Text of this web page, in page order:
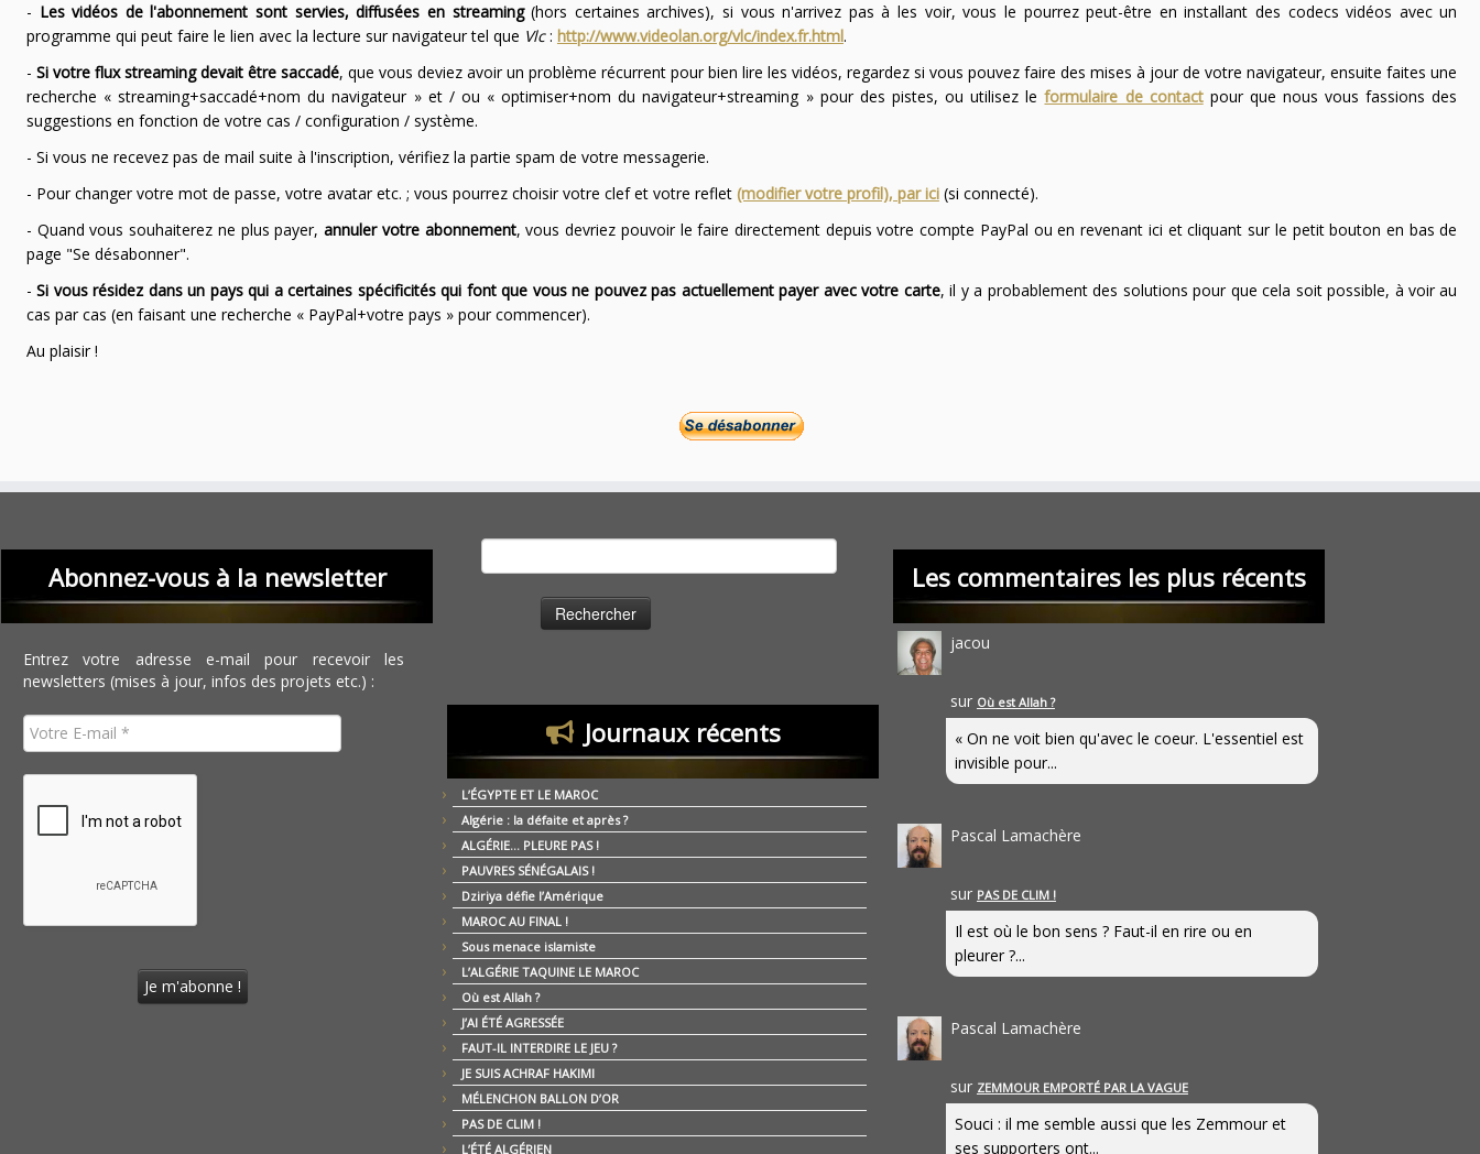
- Les vidéos de l'abonnement sont servies, diffusées en streaming(hors certaines archives), si vous n'arrivez pas à les voir, vous le pourrez peut-être en installant des codecs vidéos avec un
programme qui peut faire le lien avec la lecture sur navigateur tel que Vlc: http://www.videolan.org/vlc/index.fr.html.
- Si votre flux streaming devait être saccadé, que vous deviez avoir un problème récurrent pour bien lire les vidéos, regardez si vous pouvez faire des mises à jour de votre navigateur, ensuite faites une
recherche « streaming+saccadé+nom du navigateur » et / ou « optimiser+nom du navigateur+streaming » pour des pistes, ou utilisez leformulaire de contactpour que nous vous fassions des
suggestions en fonction de votre cas / configuration / système.
- Si vous ne recevez pas de mail suite à l'inscription, vérifiez la partie spam de votre messagerie.
- Pour changer votre mot de passe, votre avatar etc. ; vous pourrez choisir votre clef et votre reflet (modifier votre profil), par ici(si connecté).
- Quand vous souhaiterez ne plus payer,annuler votre abonnement, vous devriez pouvoir le faire directement depuis votre compte PayPal ou en revenant ici et cliquant sur le petit bouton en bas de
page "Se désabonner".
-Si vous résidez dans un pays qui a certaines spécificités qui font que vous ne pouvez pas actuellement payer avec votre carte, il y a probablement des solutions pour que cela soit possible, à voir au
cas par cas (en faisant une recherche « PayPal+votre pays » pour commencer).
Au plaisir !
Abonnez-vous à la newsletter
Entrez votre adresse e-mail pour recevoir les
newsletters (mises à jour, infos des projets etc.) :
Journaux récents
L’ÉGYPTE ET LE MAROC
Algérie : la défaite et après ?
ALGÉRIE… PLEURE PAS !
PAUVRES SÉNÉGALAIS !
Dziriya défie l’Amérique
MAROC AU FINAL !
Sous menace islamiste
L’ALGÉRIE TAQUINE LE MAROC
Où est Allah ?
J’AI ÉTÉ AGRESSÉE
FAUT-IL INTERDIRE LE JEU ?
JE SUIS ACHRAF HAKIMI
MÉLENCHON BALLON D’OR
PAS DE CLIM !
L’ÉTÉ ALGÉRIEN
Les commentaires les plus récents
jacou
sur Où est Allah ?
« On ne voit bien qu'avec le coeur. L'essentiel est
invisible pour...
Pascal Lamachère
sur PAS DE CLIM !
Il est où le bon sens ? Faut-il en rire ou en
pleurer ?...
Pascal Lamachère
sur ZEMMOUR EMPORTÉ PAR LA VAGUE
Souci : il me semble aussi que les Zemmour et
ses supporters ont...